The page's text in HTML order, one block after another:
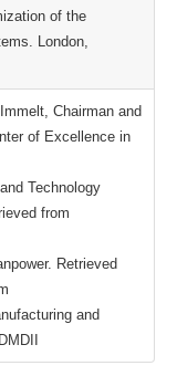
of the
London,
Chairman and
of Excellence in
Technology
from
Retrieved
and